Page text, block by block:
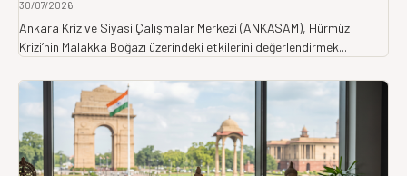
30/07/2026
Ankara Kriz ve Siyasi Çalışmalar Merkezi (ANKASAM), Hürmüz
Krizi’nin Malakka Boğazı üzerindeki etkilerini değerlendirmek...